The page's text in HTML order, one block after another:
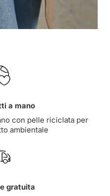
a mano
con pelle riciclata per
ambientale
gratuita